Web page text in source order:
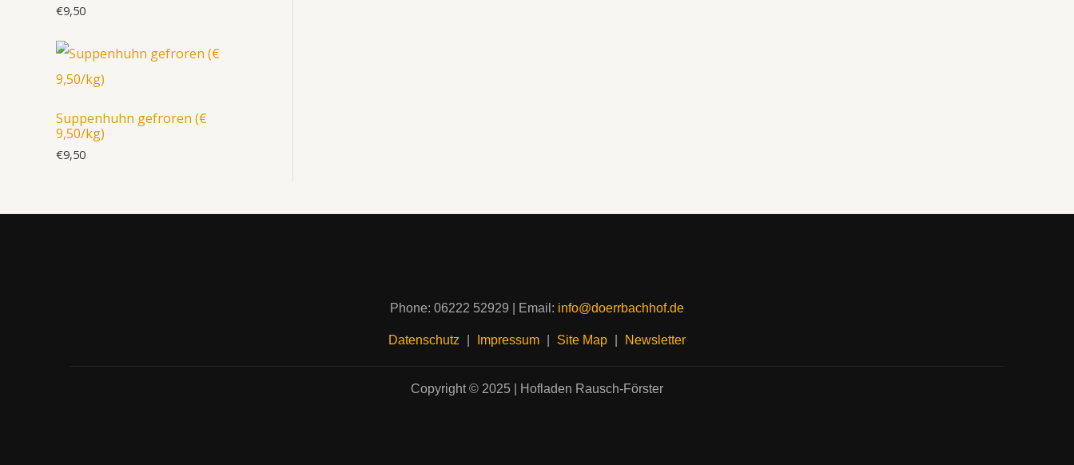
€9,50
Suppenhuhn gefroren (€
9,50/kg)
€9,50
Phone: 06222 52929 Email: info@doerrbachhof.de
Datenschutz Impressum Site Map Newsletter
Copyright © 2025 | Hofladen Rausch-Förster